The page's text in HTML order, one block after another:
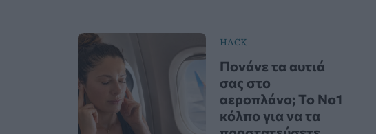
HACK
Πονάνε τα αυτιά
σας στο
αεροπλάνο; Το Νο1
κόλπο για να τα